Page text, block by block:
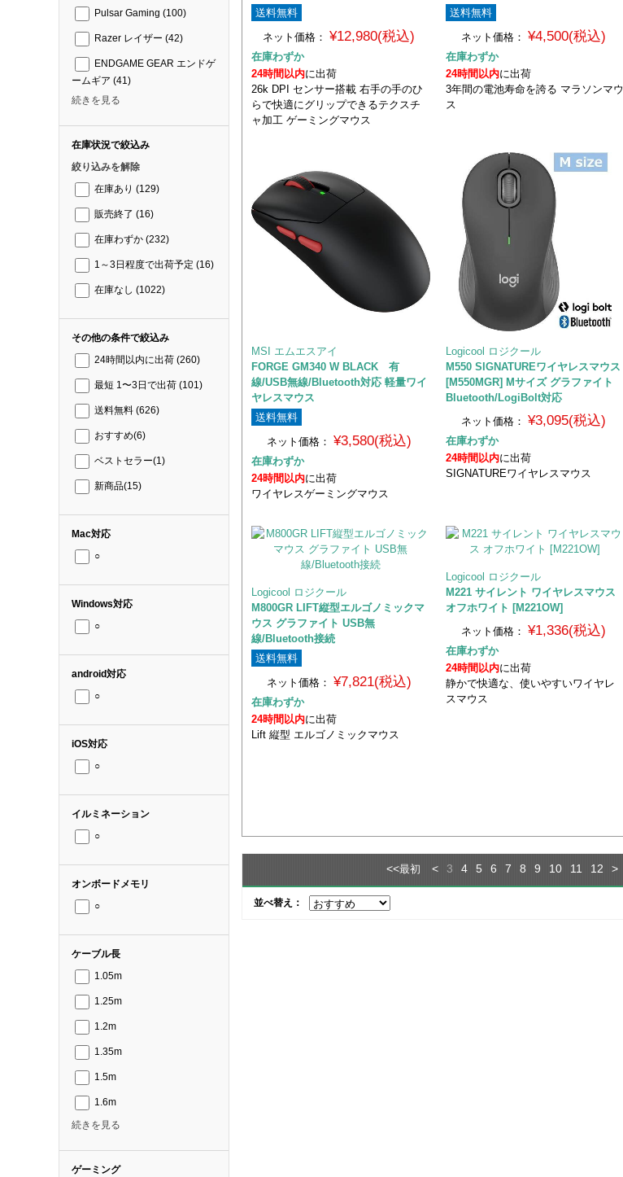
Pulsar Gaming (100)
Razer レイザー (42)
ENDGAME GEAR エンドゲ
ームギア (41)
続きを見る
在庫状況で絞込み
絞り込みを解除
在庫あり (129)
販売終了 (16)
在庫わずか (232)
1～3日程度で出荷予定 (16)
在庫なし (1022)
その他の条件で絞込み
24時間以内に出荷 (260)
最短 1〜3日で出荷 (101)
送料無料 (626)
おすすめ(6)
ベストセラー(1)
新商品(15)
Mac対応
○
Windows対応
○
android対応
○
iOS対応
○
イルミネーション
○
オンボードメモリ
○
ケーブル長
1.05m
1.25m
1.2m
1.35m
1.5m
1.6m
続きを見る
ゲーミング
送料無料
ネット価格：
¥12,980(税込)
在庫わずか
24時間以内に出荷
26k DPI センサー搭載 右手の手のひ
らで快適にグリップできるテクスチ
ャ加工 ゲーミングマウス
送料無料
ネット価格： ¥4,500(税込)
在庫わずか
24時間以内に出荷
3年間の電池寿命を誇る マラソンマウ
ス
MSI エムエスアイ
FORGE GM340 W BLACK 有
線/USB無線/Bluetooth対応 軽量ワイ
ヤレスマウス
送料無料
ネット価格： ¥3,580(税込)
在庫わずか
24時間以内に出荷
ワイヤレスゲーミングマウス
Logicool ロジクール
M550 SIGNATUREワイヤレスマウス
[M550MGR] Mサイズ グラファイト
Bluetooth/LogiBolt対応
ネット価格： ¥3,095(税込)
在庫わずか
24時間以内に出荷
SIGNATUREワイヤレスマウス
Logicool ロジクール
M800GR LIFT縦型エルゴノミックマ
ウス グラファイト USB無
線/Bluetooth接続
送料無料
ネット価格： ¥7,821(税込)
在庫わずか
24時間以内に出荷
Lift 縦型 エルゴノミックマウス
Logicool ロジクール
M221 サイレント ワイヤレスマウス
オフホワイト [M221OW]
ネット価格： ¥1,336(税込)
在庫わずか
24時間以内に出荷
静かで快適な、使いやすいワイヤレ
スマウス
<<最初 < 3 4 5 6 7 8 9 10 11 12 >
並べ替え：